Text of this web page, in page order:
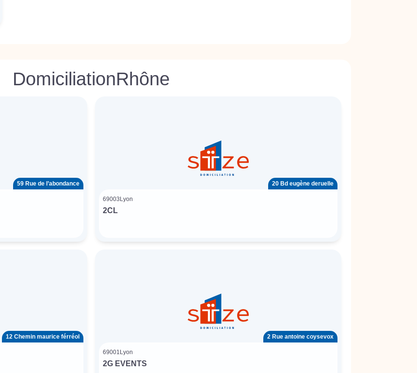
DomiciliationRhône
59 Rue de l’abondance 20 Bd eugène deruelle
69003 Lyon
2CL
12 Chemin maurice férréol 2 Rue antoine coysevox
69001 Lyon
2G EVENTS